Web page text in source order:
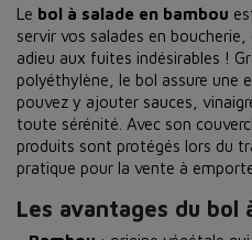
Le bol à salade en bambou
servir vos salades en
adieu aux fuites indésirables !
polyéthylène, le bol assure une
pouvez y ajouter sauces,
toute sérénité. Avec son
produits sont protégés lors du
pratique pour la vente à
Les avantages du bol